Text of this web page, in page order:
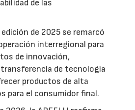
de las
de 2025 se remarcó
interregional para
de innovación,
de tecnología
productos de alta
para el consumidor final.